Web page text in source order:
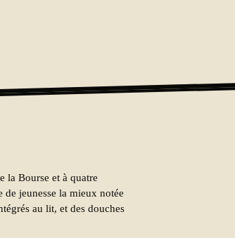
la Bourse et à quatre
jeunesse la mieux notée
au lit, et des douches